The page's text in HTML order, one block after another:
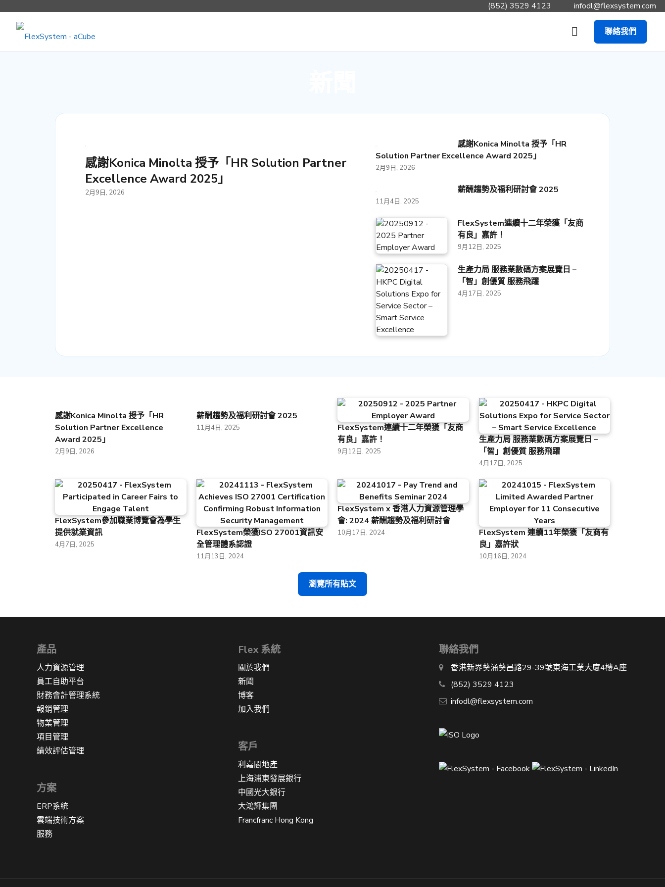
(852) 3529 4123 infodl@flexsystem.com
聯絡我們
感謝Konica Minolta 授予「HR Solution Partner
Excellence Award 2025」
2月9日, 2026
感謝Konica Minolta 授予「HR
Solution Partner Excellence Award 2025」
2月9日, 2026
薪酬趨勢及福利研討會 2025
11月4日, 2025
FlexSystem連續十二年榮獲「友商
有良」嘉許！
9月12日, 2025
生產力局 服務業數碼方案展覽日 –
「智」創優質 服務飛躍
4月17日, 2025
感謝Konica Minolta 授予「HR
Solution Partner Excellence
Award 2025」
2月9日, 2026
薪酬趨勢及福利研討會 2025
11月4日, 2025
FlexSystem連續十二年榮獲「友商
有良」嘉許！
9月12日, 2025
生產力局 服務業數碼方案展覽日 –
「智」創優質 服務飛躍
4月17日, 2025
FlexSystem參加職業博覽會為學生
提供就業資訊
4月7日, 2025
FlexSystem榮獲ISO 27001資訊安
全管理體系認證
11月13日, 2024
FlexSystem x 香港人力資源管理學
會: 2024 薪酬趨勢及福利研討會
10月17日, 2024
FlexSystem 連續11年榮獲「友商有
良」嘉許狀
10月16日, 2024
瀏覽所有貼文
產品
人力資源管理
員工自助平台
財務會計管理系統
報銷管理
物業管理
項目管理
績效評估管理
方案
ERP系統
雲端技術方案
服務
Flex 系統
關於我們
新聞
博客
加入我們
客戶
利嘉閣地產
上海浦東發展銀行
中國光大銀行
大鴻輝集團
Francfranc Hong Kong
聯絡我們
香港新界葵涌葵昌路29-39號東海工業大廈4樓A座
(852) 3529 4123
infodl@flexsystem.com